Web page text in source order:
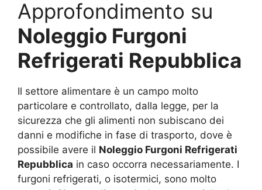
Approfondimento su
Noleggio Furgoni
Refrigerati Repubblica
Il settore alimentare è un campo molto
particolare e controllato, dalla legge, per la
sicurezza che gli alimenti non subiscano dei
danni e modifiche in fase di trasporto, dove è
possibile avere il Noleggio Furgoni Refrigerati
Repubblica in caso occorra necessariamente. I
furgoni refrigerati, o isotermici, sono molto